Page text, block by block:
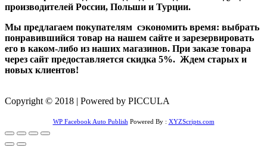
производителей России, Польши и Турции.
Мы предлагаем покупателям сэкономить время: выбрать
понравившийся товар на нашем сайте и зарезервировать
его в каком-либо из наших магазинов. При заказе товара
через сайт предоставляется скидка 5%. Ждем старых и
новых клиентов!
Copyright © 2018 | Powered by PICCULA
WP Facebook Auto Publish Powered By : XYZScripts.com